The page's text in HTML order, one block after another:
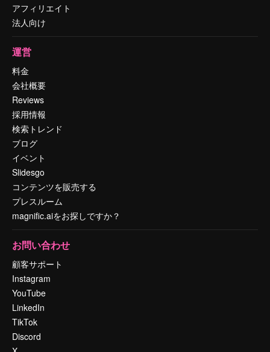
アフィリエイト
法人向け
運営
料金
会社概要
Reviews
採用情報
検索トレンド
ブログ
イベント
Slidesgo
コンテンツを販売する
プレスルーム
magnific.aiをお探しですか？
お問い合わせ
顧客サポート
Instagram
YouTube
LinkedIn
TikTok
Discord